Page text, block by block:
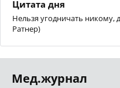
Цитата дня
Нельзя угодничать никому,
Ратнер)
Мед.журнал